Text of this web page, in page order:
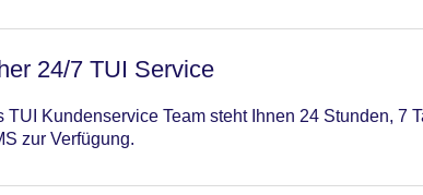
24/7 TUI Service
TUI Kundenservice Team steht Ihnen 24 Stunden, 7
zur Verfügung.